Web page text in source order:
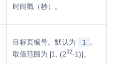
时间戳（秒）。
目标页编号。默认为 1
。
取值范围为 [1, (232-1)]。